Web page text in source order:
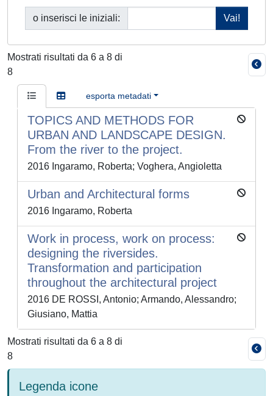
o inserisci le iniziali:
Mostrati risultati da 6 a 8 di
8
esporta metadati
TOPICS AND METHODS FOR
URBAN AND LANDSCAPE DESIGN.
From the river to the project.
2016 Ingaramo, Roberta; Voghera, Angioletta
Urban and Architectural forms
2016 Ingaramo, Roberta
Work in process, work on process:
designing the riversides.
Transformation and participation
throughout the architectural project
2016 DE ROSSI, Antonio; Armando, Alessandro;
Giusiano, Mattia
Mostrati risultati da 6 a 8 di
8
Legenda icone